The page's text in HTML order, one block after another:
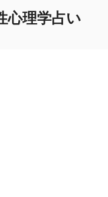
心理学占い